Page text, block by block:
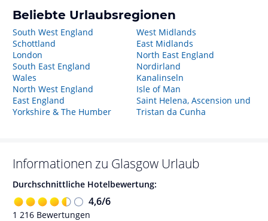
Beliebte Urlaubsregionen
South West England
Schottland
London
South East England
Wales
North West England
East England
Yorkshire & The Humber
West Midlands
East Midlands
North East England
Nordirland
Kanalinseln
Isle of Man
Saint Helena, Ascension und
Tristan da Cunha
Informationen zu Glasgow Urlaub
Durchschnittliche Hotelbewertung:
4,6/6
1 216 Bewertungen